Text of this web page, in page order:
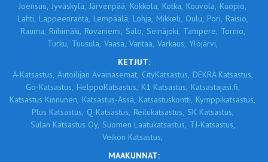
Joensuu, Jyväskylä, Järvenpää, Kokkola, Kotka, Kouvola, Kuopio,
Lahti, Lappeenranta, Lempäälä, Lohja, Mikkeli, Oulu, Pori, Raisio,
Rauma, Riihimäki, Rovaniemi, Salo, Seinäjoki, Tampere, Tornio,
Turku, Tuusula, Vaasa, Vantaa, Varkaus, Ylöjärvi,
KETJUT:
A-Katsastus, Autoilijan Avainasemat, CityKatsastus, DEKRA Katsastus,
Go-Katsastus, HelppoKatsastus, K1 Katsastus, Katsastajasi.fi,
Katsastus Kinnunen, Katsastus-Ässä, Katsastuskontti, Kymppikatsastus,
Plus Katsastus, Q-Katsastus, Reilukatsastus, SK Katsastus,
Sulan Katsastus Oy, Suomen Laatukatsastus, TJ-Katsastus,
Veikon Katsastus,
MAAKUNNAT: